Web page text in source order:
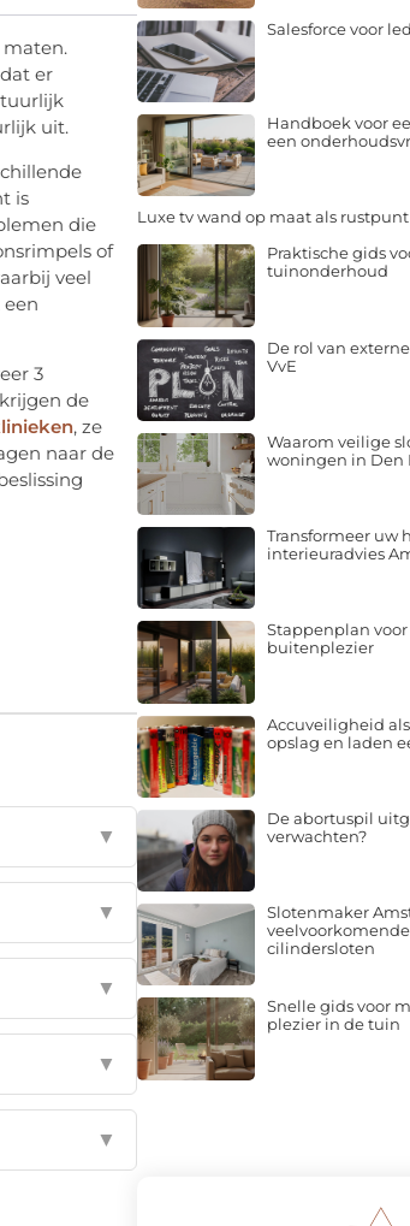
maten.
er
uit.
is
die
of
veel
3
de
, ze
naar de
▼
▼
▼
▼
▼
Salesforce voor
Handboek voor
een
Luxe tv wand op maat als
Praktische gids
tuinonderhoud
De rol van
VvE
Waarom veilige
woningen in Den
Transformeer uw
interieuradvies
Stappenplan
buitenplezier
Accuveiligheid
opslag en laden
De abortuspil
verwachten?
Slotenmaker
cilindersloten
Snelle gids voor
plezier in de tuin